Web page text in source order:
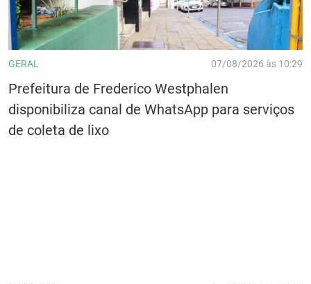
GERAL 07/08/2026 às 10:29
Prefeitura de Frederico Westphalen
disponibiliza canal de WhatsApp para serviços
de coleta de lixo